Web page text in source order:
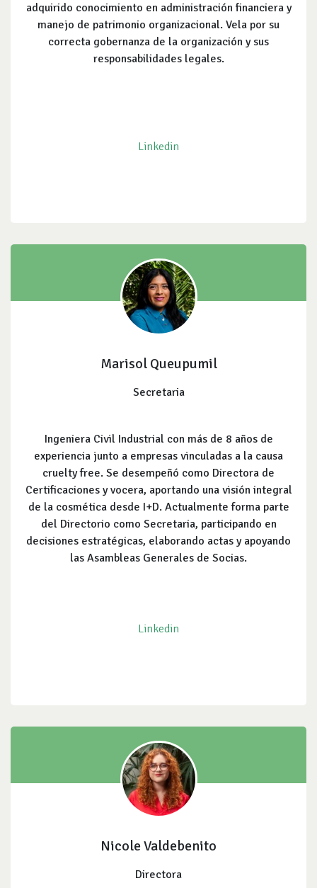
adquirido conocimiento en administración financiera y
manejo de patrimonio organizacional. Vela por su
correcta gobernanza de la organización y sus
responsabilidades legales.
Linkedin
Marisol Queupumil
Secretaria
Ingeniera Civil Industrial con más de 8 años de
experiencia junto a empresas vinculadas a la causa
cruelty free. Se desempeñó como Directora de
Certificaciones y vocera, aportando una visión integral
de la cosmética desde I+D. Actualmente forma parte
del Directorio como Secretaria, participando en
decisiones estratégicas, elaborando actas y apoyando
las Asambleas Generales de Socias.
Linkedin
Nicole Valdebenito
Directora